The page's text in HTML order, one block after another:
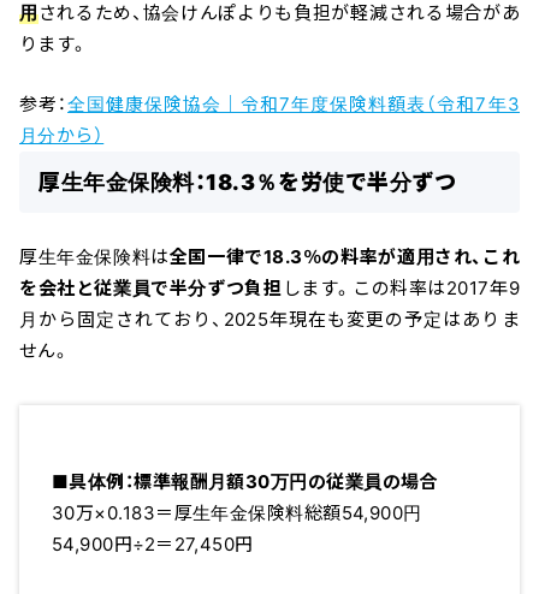
用されるため、協会けんぽよりも負担が軽減される場合があ
ります。
参考：全国健康保険協会｜令和7年度保険料額表（令和7年3
月分から）
厚生年金保険料：18.3％を労使で半分ずつ
厚生年金保険料は全国一律で18.3％の料率が適用され、これ
を会社と従業員で半分ずつ負担 します。この料率は2017年9
月から固定されており、2025年現在も変更の予定はありま
せん。
■具体例：標準報酬月額30万円の従業員の場合
30万×0.183＝厚生年金保険料総額54,900円
54,900円÷2＝27,450円